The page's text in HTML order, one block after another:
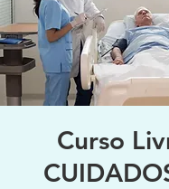
Curso